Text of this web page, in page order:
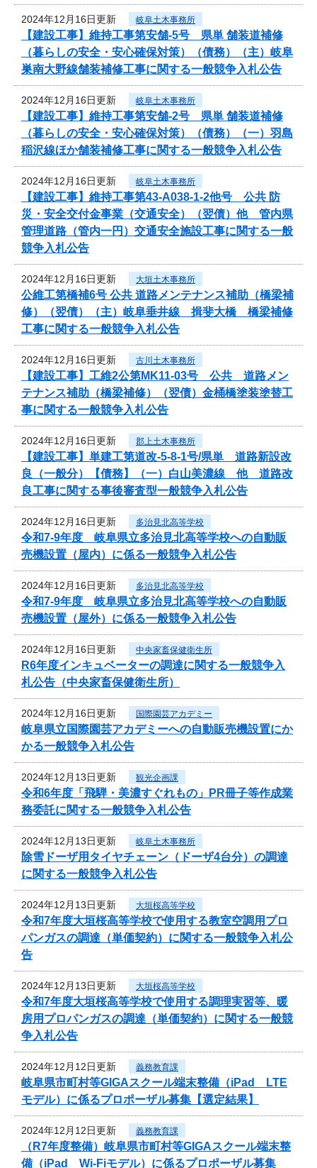
2024年12月16日更新 岐阜土木事務所
【建設工事】維持工事第安舗-5号 県単 舗装道補修
（暮らしの安全・安心確保対策）（債務）（主）岐阜
巣南大野線舗装補修工事に関する一般競争入札公告
2024年12月16日更新 岐阜土木事務所
【建設工事】維持工事第安舗-2号 県単 舗装道補修
（暮らしの安全・安心確保対策）（債務）（一）羽島
稲沢線ほか舗装補修工事に関する一般競争入札公告
2024年12月16日更新 岐阜土木事務所
【建設工事】維持工事第43-A038-1-2他号 公共 防
災・安全交付金事業（交通安全）（翌債）他 管内県
管理道路（管内一円）交通安全施設工事に関する一般
競争入札公告
2024年12月16日更新 大垣土木事務所
公維工第橋補6号 公共 道路メンテナンス補助（橋梁補
修）（翌債）（主）岐阜垂井線 揖斐大橋 橋梁補修
工事に関する一般競争入札公告
2024年12月16日更新 古川土木事務所
【建設工事】工維2公第MK11-03号 公共 道路メン
テナンス補助（橋梁補修）（翌債）金桶橋塗装塗替工
事に関する一般競争入札公告
2024年12月16日更新 郡上土木事務所
【建設工事】単建工第道改-5-8-1号/県単 道路新設改
良（一般分）【債務】（一）白山美濃線 他 道路改
良工事に関する事後審査型一般競争入札公告
2024年12月16日更新 多治見北高等学校
令和7‐9年度 岐阜県立多治見北高等学校への自動販
売機設置（屋内）に係る一般競争入札公告
2024年12月16日更新 多治見北高等学校
令和7‐9年度 岐阜県立多治見北高等学校への自動販
売機設置（屋外）に係る一般競争入札公告
2024年12月16日更新 中央家畜保健衛生所
R6年度インキュベーターの調達に関する一般競争入
札公告（中央家畜保健衛生所）
2024年12月16日更新 国際園芸アカデミー
岐阜県立国際園芸アカデミーへの自動販売機設置にか
かる一般競争入札公告
2024年12月13日更新 観光企画課
令和6年度「飛騨・美濃すぐれもの」PR冊子等作成業
務委託に関する一般競争入札公告
2024年12月13日更新 岐阜土木事務所
除雪ドーザ用タイヤチェーン（ドーザ4台分）の調達
に関する一般競争入札公告
2024年12月13日更新 大垣桜高等学校
令和7年度大垣桜高等学校で使用する教室空調用プロ
パンガスの調達（単価契約）に関する一般競争入札公
告
2024年12月13日更新 大垣桜高等学校
令和7年度大垣桜高等学校で使用する調理実習等、暖
房用プロパンガスの調達（単価契約）に関する一般競
争入札公告
2024年12月12日更新 義務教育課
岐阜県市町村等GIGAスクール端末整備（iPad LTE
モデル）に係るプロポーザル募集【選定結果】
2024年12月12日更新 義務教育課
（R7年度整備）岐阜県市町村等GIGAスクール端末整
備（iPad Wi-Fiモデル）に係るプロポーザル募集